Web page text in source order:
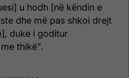
u hodh [në këndin e
dhe më pas shkoi drejt
duke i goditur
thikë".